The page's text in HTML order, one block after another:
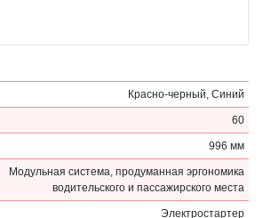
Красно-черный, Синий
60
996 мм
Модульная система, продуманная эргономика
водительского и пассажирского места
Электростартер